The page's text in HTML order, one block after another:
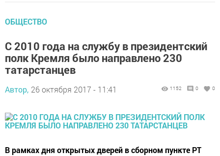
ОБЩЕСТВО
С 2010 года на службу в президентский
полк Кремля было направлено 230
татарстанцев
Автор, 26 октября 2017 - 11:41 1152 0 0
В рамках дня открытых дверей в сборном пункте РТ